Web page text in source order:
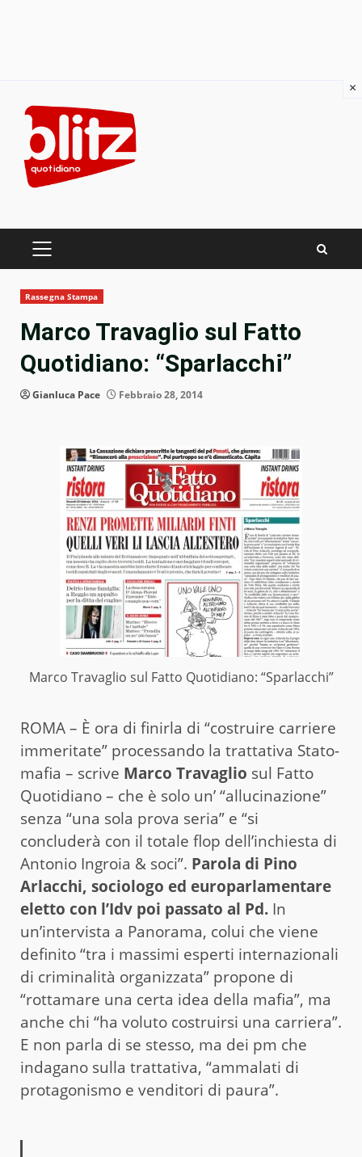
content
PRIMARY
Rassegna Stampa
Marco Travaglio sul Fatto
Quotidiano: “Sparlacchi”
Gianluca Pace Febbraio 28, 2014
Marco Travaglio sul Fatto Quotidiano: “Sparlacchi”
ROMA – È ora di finirla di “costruire carriere
immeritate” processando la trattativa Stato-
mafia – scrive Marco Travaglio sul Fatto
Quotidiano – che è solo un’ “allucinazione”
senza “una sola prova seria” e “si
concluderà con il totale flop dell’inchiesta di
Antonio Ingroia & soci”. Parola di Pino
Arlacchi, sociologo ed europarlamentare
eletto con l’Idv poi passato al Pd. In
un’intervista a Panorama, colui che viene
definito “tra i massimi esperti internazionali
di criminalità organizzata” propone di
“rottamare una certa idea della mafia”, ma
anche chi “ha voluto costruirsi una carriera”.
E non parla di se stesso, ma dei pm che
indagano sulla trattativa, “ammalati di
protagonismo e venditori di paura”.
×